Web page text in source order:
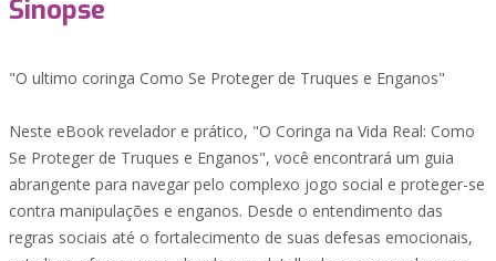
Sinopse
"O ultimo coringa Como Se Proteger de Truques e Enganos"
Neste eBook revelador e prático, "O Coringa na Vida Real: Como
Se Proteger de Truques e Enganos", você encontrará um guia
abrangente para navegar pelo complexo jogo social e proteger-se
contra manipulações e enganos. Desde o entendimento das
regras sociais até o fortalecimento de suas defesas emocionais,